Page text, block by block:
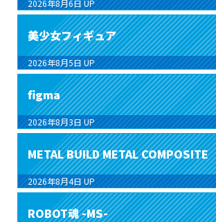
2026年8月6日 UP
美少女フィギュア
2026年8月5日 UP
figma
2026年8月3日 UP
METAL BUILD METAL COMPOSITE
2026年8月4日 UP
ROBOT魂 -MS-